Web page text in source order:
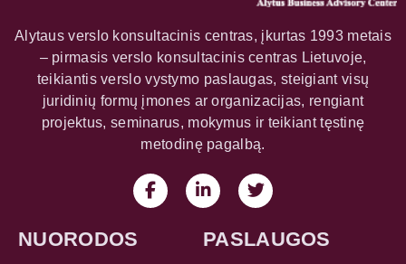
Alytaus verslo konsultacinis centras, įkurtas 1993 metais
– pirmasis verslo konsultacinis centras Lietuvoje,
teikiantis verslo vystymo paslaugas, steigiant visų
juridinių formų įmones ar organizacijas, rengiant
projektus, seminarus, mokymus ir teikiant tęstinę
metodinę pagalbą.
NUORODOS PASLAUGOS